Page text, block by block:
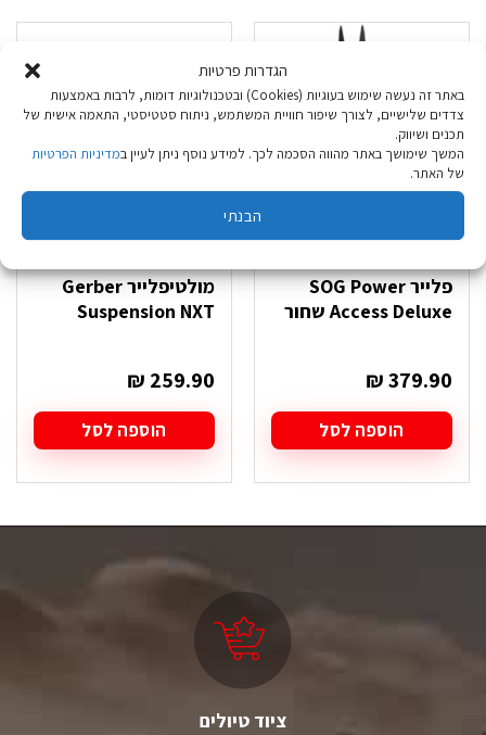
הגדרות פרטיות
באתר זה נעשה שימוש בעוגיות (Cookies) ובטכנולוגיות דומות, לרבות באמצעות
צדדים שלישיים, לצורך שיפור חוויית המשתמש, ניתוח סטטיסטי, התאמה אישית של
תכנים ושיווק.
המשך שימושך באתר מהווה הסכמה לכך. למידע נוסף ניתן לעיין במדיניות הפרטיות
של האתר.
הבנתי
פלייר SOG Power
Access Deluxe שחור
₪379.90
הוספה לסל
מולטיפלייר Gerber
Suspension NXT
₪ 259.90
הוספה לסל
ציוד טיולים